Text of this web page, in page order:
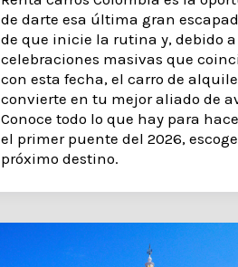
de darte esa última gran
de que inicie la rutina y, debido
celebraciones masivas que
con esta fecha, el carro de
convierte en tu mejor aliado de
Conoce todo lo que hay para
el primer puente del 2026,
próximo destino.